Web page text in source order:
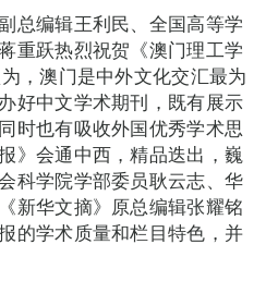
总编辑王利民、全国高等学
重跃热烈祝贺《澳门理工学
，澳门是中外文化交汇最为
好中文学术期刊，既有展示
时也有吸收外国优秀学术思
》会通中西，精品迭出，巍
科学院学部委员耿云志、华
新华文摘》原总编辑张耀铭
的学术质量和栏目特色，并